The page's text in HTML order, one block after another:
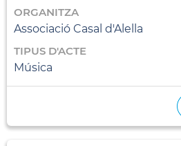
ORGANITZA
Associació Casal d'Alella
TIPUS D'ACTE
Música